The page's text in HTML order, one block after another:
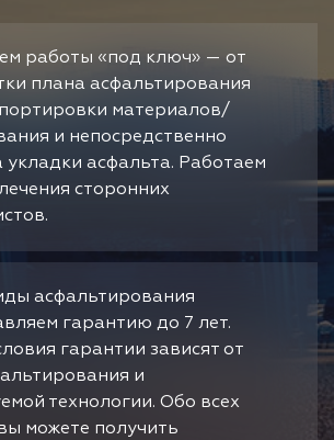
работы «под ключ» — от
плана асфальтирования
материалов/
и непосредственно
укладки асфальта. Работаем
сторонних
асфальтирования
гарантию до 7 лет.
гарантии зависят от
и
технологии. Обо всех
можете получить